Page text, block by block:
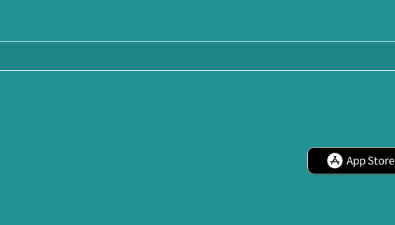
App Store